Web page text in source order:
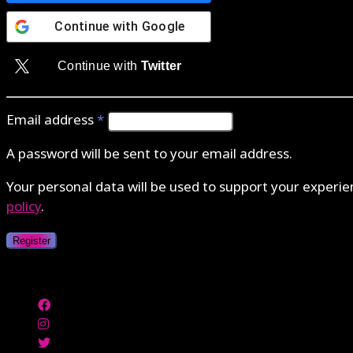
Continue with Google
Continue with Twitter
Email address*
A password will be sent to your email address.
Your personal data will be used to support your
policy.
Register